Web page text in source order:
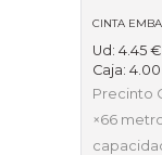
CINTA
Ud: 4.45 €
Caja: 4.00
Precinto
×66